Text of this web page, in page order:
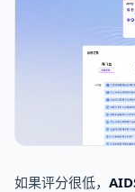
如果评分很低，